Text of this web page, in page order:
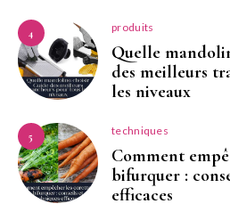
4 produits
Quelle
des meilleurs
les niveaux
5 techniques
Comment
bifurquer :
efficaces